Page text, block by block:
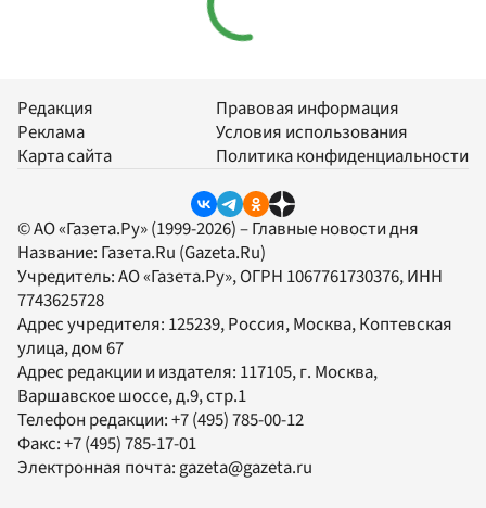
Редакция
Реклама
Карта сайта
Правовая информация
Условия использования
Политика конфиденциальности
© АО «Газета.Ру» (1999-2026) – Главные новости дня
Название: Газета.Ru (Gazeta.Ru)
Учредитель:АО «Газета.Ру», ОГРН 1067761730376, ИНН
7743625728
Адрес учредителя: 125239, Россия, Москва, Коптевская
улица, дом 67
Адрес редакции и издателя: 117105, г. Москва,
Варшавское шоссе, д.9, стр.1
Телефон редакции:+7 (495) 785-00-12
Факс:+7 (495) 785-17-01
Электронная почта: gazeta@gazeta.ru